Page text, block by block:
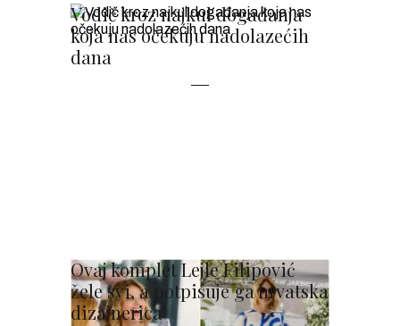
Vodič kroz najkul događanja
koja nas očekuju nadolazećih
dana
Ovaj komplet Lejle Filipović
žele svi, a potpisuje ga hrvatska
dizajnerica